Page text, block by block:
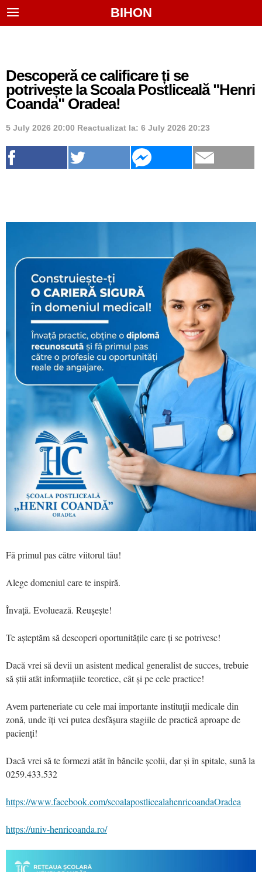
BIHON
Descoperă ce calificare ți se
potrivește la Scoala Postliceală "Henri
Coanda" Oradea!
5 July 2026 20:00 Reactualizat la: 6 July 2026 20:23
Fă primul pas către viitorul tău!
Alege domeniul care te inspiră.
Învață. Evoluează. Reușește!
Te așteptăm să descoperi oportunitățile care ți se potrivesc!
Dacă vrei să devii un asistent medical generalist de succes, trebuie
să știi atât informațiile teoretice, cât și pe cele practice!
Avem parteneriate cu cele mai importante instituții medicale din
zonă, unde îți vei putea desfășura stagiile de practică aproape de
pacienți!
Dacă vrei să te formezi atât în băncile școlii, dar și în spitale, sună la
0259.433.532
https://www.facebook.com/scoalapostlicealahenricoandaOradea
https://univ-henricoanda.ro/